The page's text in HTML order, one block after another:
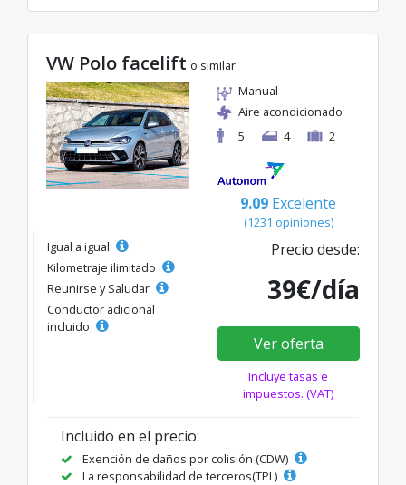
VW Polo facelift o similar
Manual
Aire acondicionado
5
4 2
9.09 Excelente
(1231 opiniones)
Igual a igual
Kilometraje ilimitado
Reunirse y Saludar
Conductor adicional
incluido
Precio desde:
39€/día
Ver oferta
Incluye tasas e
impuestos. (VAT)
Incluido en el precio:
Exención de daños por colisión (CDW)
La responsabilidad de terceros(TPL)